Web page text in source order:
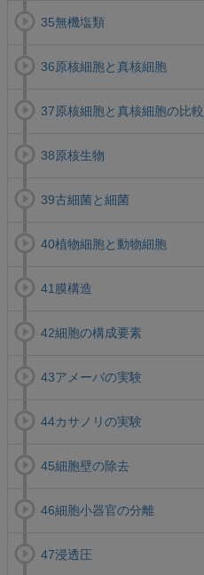
35無機塩類
36原核細胞と真核細胞
37原核細胞と真核細胞の比較
38原核生物
39古細菌と細菌
40植物細胞と動物細胞
41膜構造
42細胞の構成要素
43アメーバの実験
44カサノリの実験
45細胞壁の除去
46細胞小器官の分離
47浸透圧